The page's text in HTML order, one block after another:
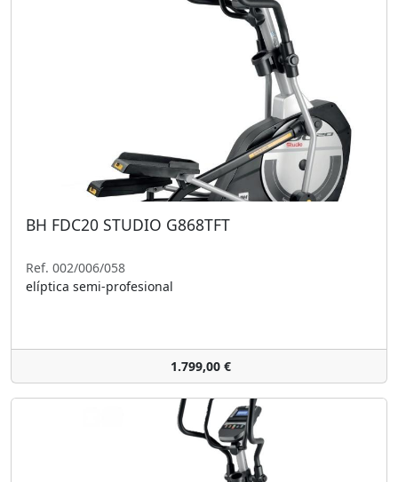
BH FDC20 STUDIO G868TFT
Ref. 002/006/058
elíptica semi-profesional
1.799,00 €